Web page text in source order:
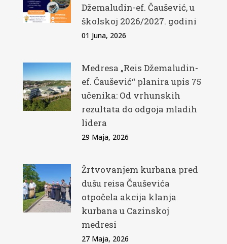
Džemaludin-ef. Čaušević, u
školskoj 2026/2027. godini
01 Juna, 2026
Medresa „Reis Džemaludin-
ef. Čaušević“ planira upis 75
učenika: Od vrhunskih
rezultata do odgoja mladih
lidera
29 Maja, 2026
Žrtvovanjem kurbana pred
dušu reisa Čauševića
otpočela akcija klanja
kurbana u Cazinskoj
medresi
27 Maja, 2026